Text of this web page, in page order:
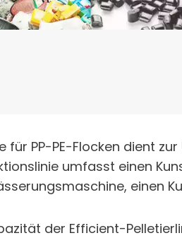
für PP-PE-Flocken dient
umfasst einen
einen
der Efficient-